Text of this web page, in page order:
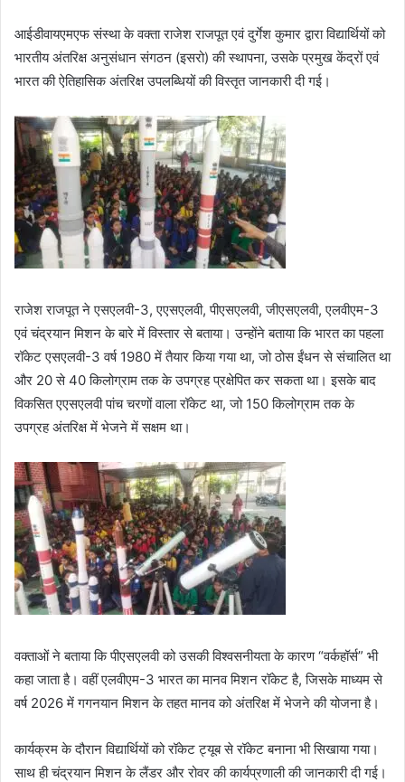
आईडीवायएमएफ संस्था के वक्ता राजेश राजपूत एवं दुर्गेश कुमार द्वारा विद्यार्थियों को
भारतीय अंतरिक्ष अनुसंधान संगठन (इसरो) की स्थापना, उसके प्रमुख केंद्रों एवं
भारत की ऐतिहासिक अंतरिक्ष उपलब्धियों की विस्तृत जानकारी दी गई।
राजेश राजपूत ने एसएलवी-3, एएसएलवी, पीएसएलवी, जीएसएलवी, एलवीएम-3
एवं चंद्रयान मिशन के बारे में विस्तार से बताया। उन्होंने बताया कि भारत का पहला
रॉकेट एसएलवी-3 वर्ष 1980 में तैयार किया गया था, जो ठोस ईंधन से संचालित था
और 20 से 40 किलोग्राम तक के उपग्रह प्रक्षेपित कर सकता था। इसके बाद
विकसित एएसएलवी पांच चरणों वाला रॉकेट था, जो 150 किलोग्राम तक के
उपग्रह अंतरिक्ष में भेजने में सक्षम था।
वक्ताओं ने बताया कि पीएसएलवी को उसकी विश्वसनीयता के कारण “वर्कहॉर्स” भी
कहा जाता है। वहीं एलवीएम-3 भारत का मानव मिशन रॉकेट है, जिसके माध्यम से
वर्ष 2026 में गगनयान मिशन के तहत मानव को अंतरिक्ष में भेजने की योजना है।
कार्यक्रम के दौरान विद्यार्थियों को रॉकेट ट्यूब से रॉकेट बनाना भी सिखाया गया।
साथ ही चंद्रयान मिशन के लैंडर और रोवर की कार्यप्रणाली की जानकारी दी गई।